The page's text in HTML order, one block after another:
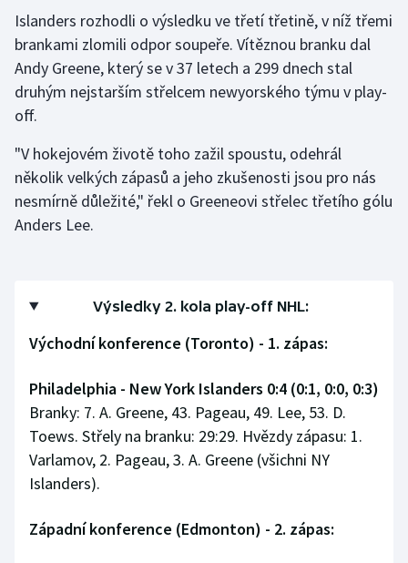
Stolní tenis
Veslování
Vodní slalom
Volejbal
Ostatní
Islanders rozhodli o výsledku ve třetí třetině, v níž třemi
brankami zlomili odpor soupeře. Vítěznou branku dal
Andy Greene, který se v 37 letech a 299 dnech stal
druhým nejstarším střelcem newyorského týmu v play-
off.
"V hokejovém životě toho zažil spoustu, odehrál
několik velkých zápasů a jeho zkušenosti jsou pro nás
nesmírně důležité," řekl o Greeneovi střelec třetího gólu
Anders Lee.
Výsledky 2. kola play-off NHL:
Východní konference (Toronto) - 1. zápas:
Philadelphia - New York Islanders 0:4 (0:1, 0:0, 0:3)
Branky: 7. A. Greene, 43. Pageau, 49. Lee, 53. D.
Toews. Střely na branku: 29:29. Hvězdy zápasu: 1.
Varlamov, 2. Pageau, 3. A. Greene (všichni NY
Islanders).
Západní konference (Edmonton) - 2. zápas: